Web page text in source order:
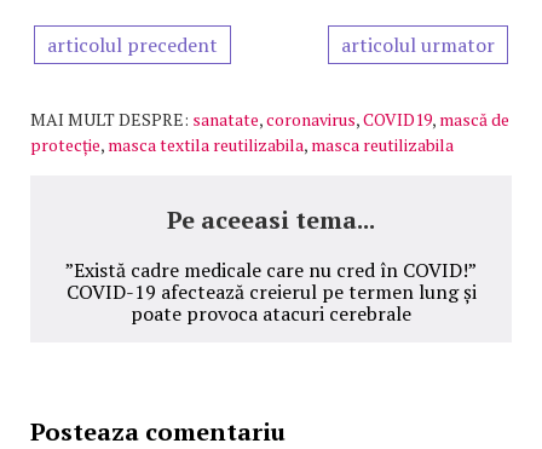
articolul precedent articolul urmator
MAI MULT DESPRE: sanatate,coronavirus,COVID19, mască de
protecție, masca textila reutilizabila, masca reutilizabila
Pe aceeasi tema...
”Există cadre medicale care nu cred în COVID!”
COVID-19 afectează creierul pe termen lung și
poate provoca atacuri cerebrale
Posteaza comentariu